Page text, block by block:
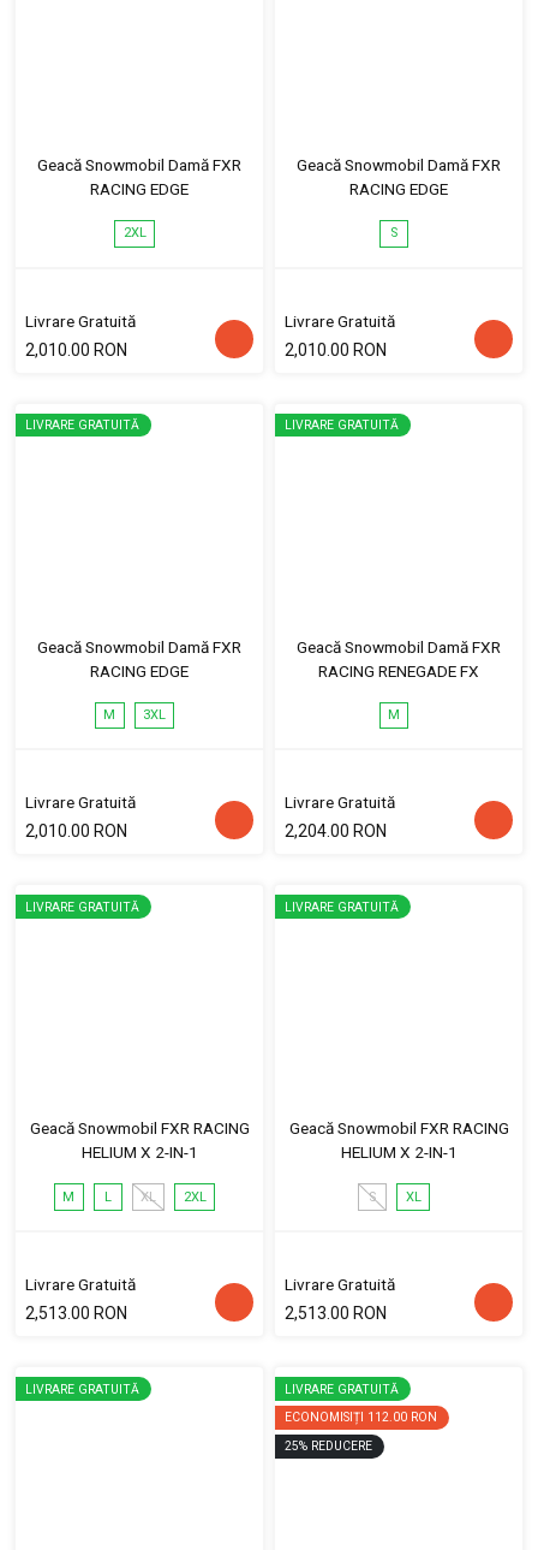
Geacă Snowmobil Damă FXR
RACING EDGE
2XL
Livrare Gratuită
2,010.00 RON
Geacă Snowmobil Damă FXR
RACING EDGE
S
Livrare Gratuită
2,010.00 RON
LIVRARE GRATUITĂ
Geacă Snowmobil Damă FXR
RACING EDGE
M 3XL
Livrare Gratuită
2,010.00 RON
LIVRARE GRATUITĂ
Geacă Snowmobil Damă FXR
RACING RENEGADE FX
M
Livrare Gratuită
2,204.00 RON
LIVRARE GRATUITĂ
Geacă Snowmobil FXR RACING
HELIUM X 2-IN-1
M L XL 2XL
Livrare Gratuită
2,513.00 RON
LIVRARE GRATUITĂ
Geacă Snowmobil FXR RACING
HELIUM X 2-IN-1
S XL
Livrare Gratuită
2,513.00 RON
LIVRARE GRATUITĂ
LIVRARE GRATUITĂ
ECONOMISIȚI 112.00 RON
25% REDUCERE